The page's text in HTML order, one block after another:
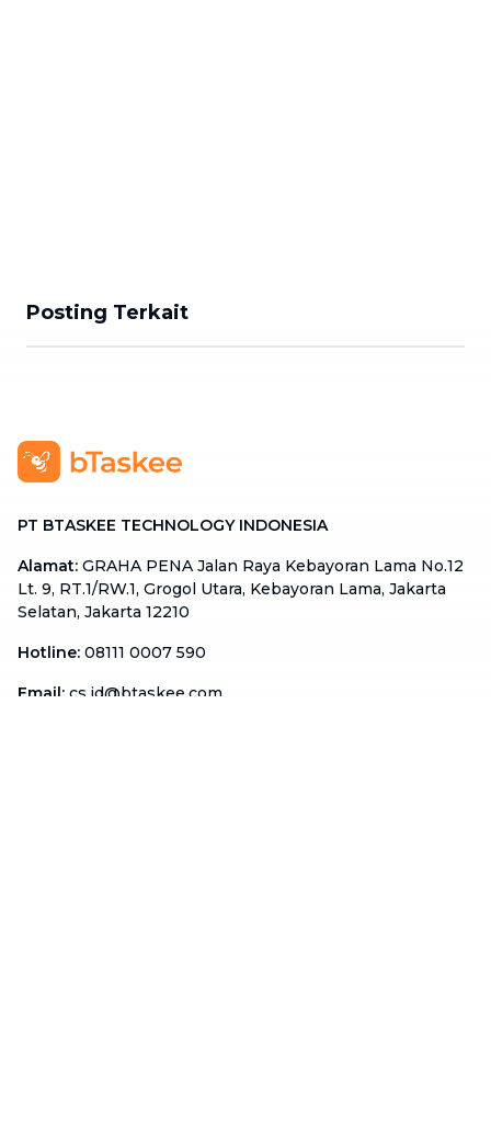
Posting Terkait
PT BTASKEE TECHNOLOGY INDONESIA
Alamat: GRAHA PENA Jalan Raya Kebayoran Lama No.12
Lt. 9, RT.1/RW.1, Grogol Utara, Kebayoran Lama, Jakarta
Selatan, Jakarta 12210
Hotline: 08111 0007 590
Email: cs.id@btaskee.com